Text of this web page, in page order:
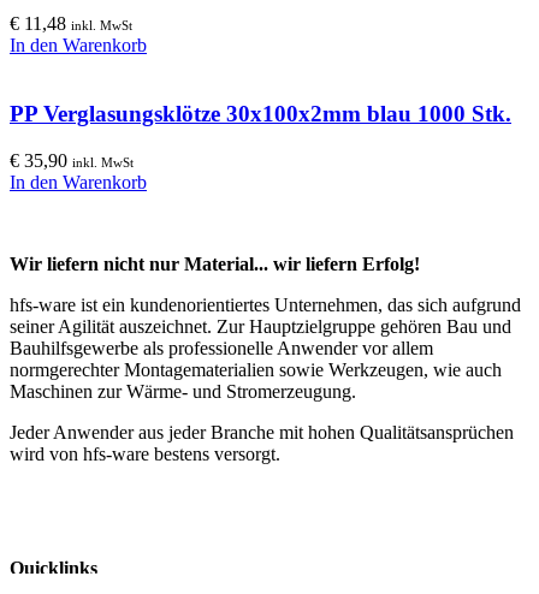
€ 11,48 inkl. MwSt
In den Warenkorb
PP Verglasungsklötze 30x100x2mm blau 1000 Stk.
€ 35,90 inkl. MwSt
In den Warenkorb
Wir liefern nicht nur Material... wir liefern Erfolg!
hfs-ware ist ein kundenorientiertes Unternehmen, das sich aufgrund
seiner Agilität auszeichnet. Zur Hauptzielgruppe gehören Bau und
Bauhilfsgewerbe als professionelle Anwender vor allem
normgerechter Montagematerialien sowie Werkzeugen, wie auch
Maschinen zur Wärme- und Stromerzeugung.
Jeder Anwender aus jeder Branche mit hohen Qualitätsansprüchen
wird von hfs-ware bestens versorgt.
Quicklinks